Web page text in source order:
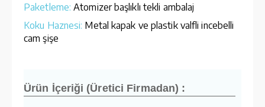
Paketleme: Atomizer başlıklı tekli ambalaj
Koku Haznesi: Metal kapak ve plastik valfli incebelli
cam şişe
Ürün İçeriği (Üretici Firmadan) :